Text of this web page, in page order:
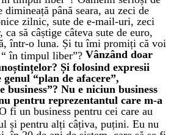
dimineață până seara, au zeci de
zilnic, sute de e-mail-uri, zeci
să câștige câteva sute de euro,
într-o luna. Și tu îmi promiți că voi
în timpul liber”? Vânzând doar
Și folosind expresii
“plan de afacere”,
business”? Nu e niciun business
pentru reprezentantul care m-a
fi un business pentru cei care au
și pentru alți câțiva, puțini. Eu nu